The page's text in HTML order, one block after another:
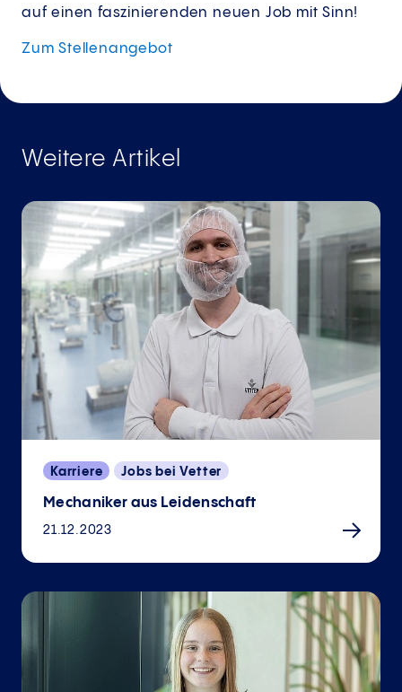
auf einen faszinierenden neuen Job mit Sinn!
ZumStellenangebot
Weitere Artikel
Karriere Jobs bei Vetter
Mechaniker aus Leidenschaft
21.12.2023